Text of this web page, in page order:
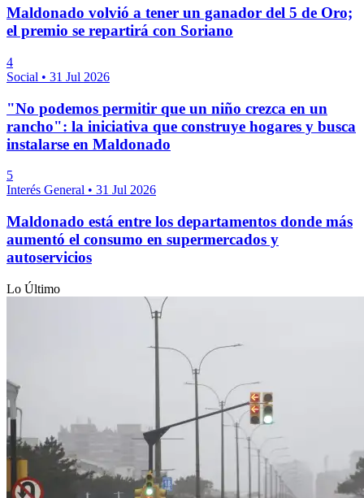
Maldonado volvió a tener un ganador del 5 de Oro;
el premio se repartirá con Soriano
4
Social • 31 Jul 2026
"No podemos permitir que un niño crezca en un
rancho": la iniciativa que construye hogares y busca
instalarse en Maldonado
5
Interés General • 31 Jul 2026
Maldonado está entre los departamentos donde más
aumentó el consumo en supermercados y
autoservicios
Lo Último